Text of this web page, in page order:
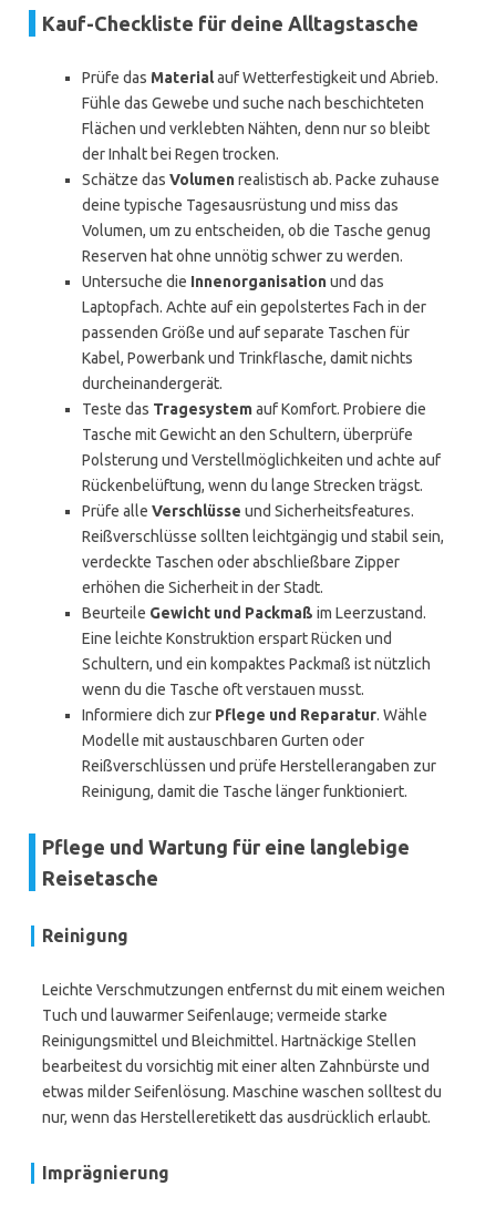
Kauf-Checkliste für deine Alltagstasche
Prüfe das Materialauf Wetterfestigkeit und Abrieb.
Fühle das Gewebe und suche nach beschichteten
Flächen und verklebten Nähten, denn nur so bleibt
der Inhalt bei Regen trocken.
Schätze das Volumenrealistisch ab. Packe zuhause
deine typische Tagesausrüstung und miss das
Volumen, um zu entscheiden, ob die Tasche genug
Reserven hat ohne unnötig schwer zu werden.
Untersuche die Innenorganisationund das
Laptopfach. Achte auf ein gepolstertes Fach in der
passenden Größe und auf separate Taschen für
Kabel, Powerbank und Trinkflasche, damit nichts
durcheinandergerät.
Teste das Tragesystemauf Komfort. Probiere die
Tasche mit Gewicht an den Schultern, überprüfe
Polsterung und Verstellmöglichkeiten und achte auf
Rückenbelüftung, wenn du lange Strecken trägst.
Prüfe alle Verschlüsse und Sicherheitsfeatures.
Reißverschlüsse sollten leichtgängig und stabil sein,
verdeckte Taschen oder abschließbare Zipper
erhöhen die Sicherheit in der Stadt.
Beurteile Gewicht und Packmaß im Leerzustand.
Eine leichte Konstruktion erspart Rücken und
Schultern, und ein kompaktes Packmaß ist nützlich
wenn du die Tasche oft verstauen musst.
Informiere dich zur Pflege und Reparatur. Wähle
Modelle mit austauschbaren Gurten oder
Reißverschlüssen und prüfe Herstellerangaben zur
Reinigung, damit die Tasche länger funktioniert.
Pflege und Wartung für eine langlebige
Reisetasche
Reinigung
Leichte Verschmutzungen entfernst du mit einem weichen
Tuch und lauwarmer Seifenlauge; vermeide starke
Reinigungsmittel und Bleichmittel. Hartnäckige Stellen
bearbeitest du vorsichtig mit einer alten Zahnbürste und
etwas milder Seifenlösung. Maschine waschen solltest du
nur, wenn das Herstelleretikett das ausdrücklich erlaubt.
Imprägnierung